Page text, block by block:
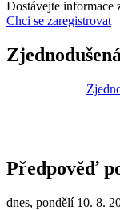
Dostávejte informace
Chci se zaregistrovat
Předpověď
dnes, pondělí 10. 8.